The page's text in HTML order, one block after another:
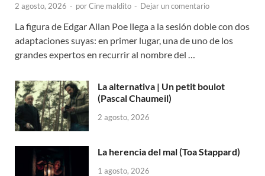
2 agosto, 2026 - porCine maldito - Dejar un comentario
La figura de Edgar Allan Poe llega a la sesión doble con dos
adaptaciones suyas: en primer lugar, una de uno de los
grandes expertos en recurrir al nombre del …
La alternativa | Un petit boulot
(Pascal Chaumeil)
2 agosto, 2026
La herencia del mal (Toa Stappard)
1 agosto, 2026